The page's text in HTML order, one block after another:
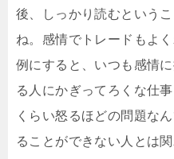
後、しっかり読むという
ね。感情でトレードもよ
例にすると、いつも感情
る人にかぎってろくな仕
くらい怒るほどの問題な
ることができない人とは